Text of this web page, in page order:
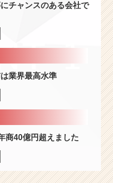
チャンスのある会社で
業界最高水準
商40億円超えました